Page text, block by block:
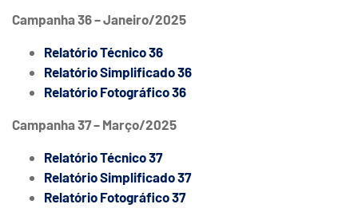
Campanha 36 – Janeiro/2025
Relatório Técnico 36
Relatório Simplificado 36
Relatório Fotográfico 36
Campanha 37 – Março/2025
Relatório Técnico 37
Relatório Simplificado 37
Relatório Fotográfico 37